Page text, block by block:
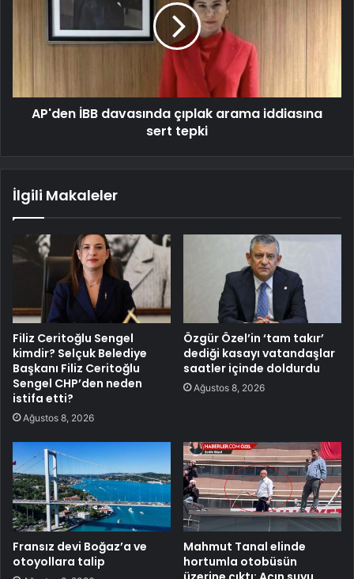
AP'den İBB davasında çıplak arama iddiasına
sert tepki
İlgili Makaleler
Filiz Ceritoğlu Sengel
kimdir? Selçuk Belediye
Başkanı Filiz Ceritoğlu
Sengel CHP’den neden
istifa etti?
Ağustos 8, 2026
Özgür Özel’in ‘tam takır’
dediği kasayı vatandaşlar
saatler içinde doldurdu
Ağustos 8, 2026
Fransız devi Boğaz’a ve
otoyollara talip
Mahmut Tanal elinde
hortumla otobüsün